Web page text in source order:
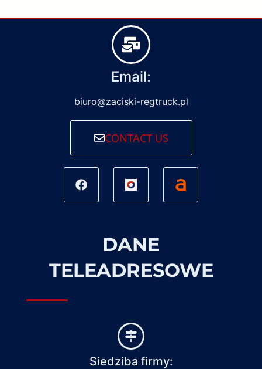
Email:
biuro@zaciski-regtruck.pl
CONTACT US
DANE
TELEADRESOWE
Siedziba firmy: